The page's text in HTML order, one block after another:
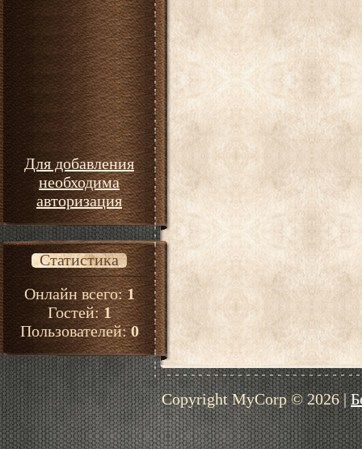
Для добавления
необходима
авторизация
Статистика
Онлайн всего:1
Гостей:1
Пользователей:0
Copyright MyCorp © 2026|